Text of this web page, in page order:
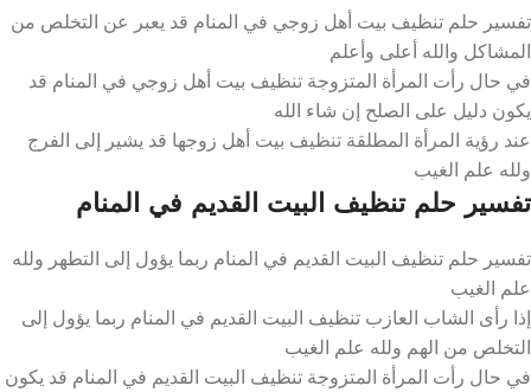
تفسير حلم تنظيف بيت أهل زوجي في المنام قد يعبر عن التخلص من
المشاكل والله أعلى وأعلم
في حال رأت المرأة المتزوجة تنظيف بيت أهل زوجي في المنام قد
يكون دليل على الصلح إن شاء الله
عند رؤية المرأة المطلقة تنظيف بيت أهل زوجها قد يشير إلى الفرج
ولله علم الغيب
تفسير حلم تنظيف البيت القديم في المنام
تفسير حلم تنظيف البيت القديم في المنام ربما يؤول إلى التطهر ولله
علم الغيب
إذا رأى الشاب العازب تنظيف البيت القديم في المنام ربما يؤول إلى
التخلص من الهم ولله علم الغيب
في حال رأت المرأة المتزوجة تنظيف البيت القديم في المنام قد يكون